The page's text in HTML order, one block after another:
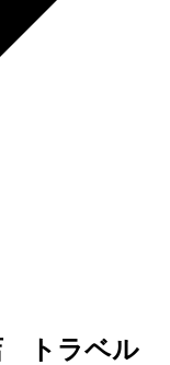
トラベル